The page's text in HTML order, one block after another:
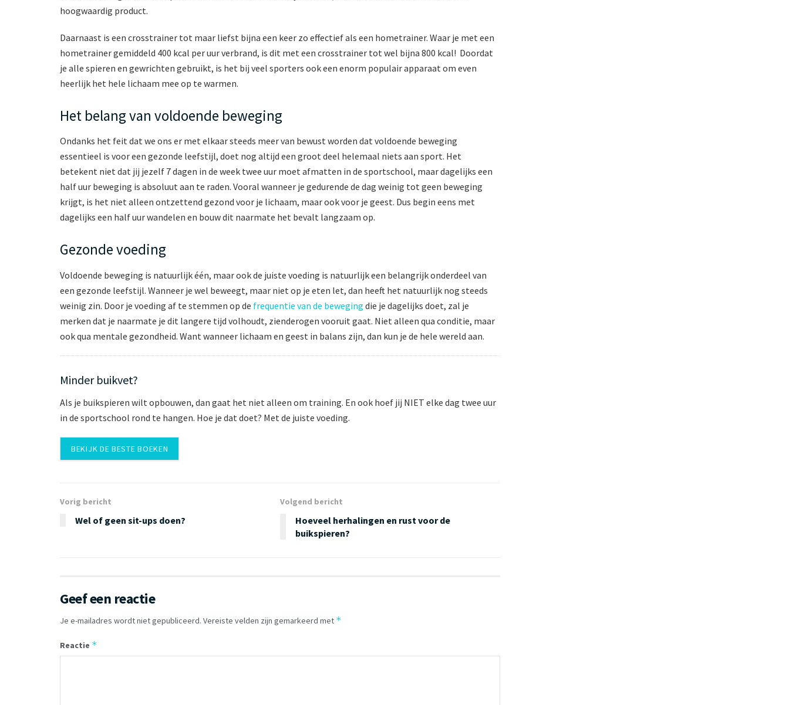
hoogwaardig product.
Daarnaast is een crosstrainer tot maar liefst bijna een keer zo effectief als een hometrainer. Waar je met een
hometrainer gemiddeld 400 kcal per uur verbrand, is dit met een crosstrainer tot wel bijna 800 kcal! Doordat
je alle spieren en gewrichten gebruikt, is het bij veel sporters ook een enorm populair apparaat om even
heerlijk het hele lichaam mee op te warmen.
Het belang van voldoende beweging
Ondanks het feit dat we ons er met elkaar steeds meer van bewust worden dat voldoende beweging
essentieel is voor een gezonde leefstijl, doet nog altijd een groot deel helemaal niets aan sport. Het
betekent niet dat jij jezelf 7 dagen in de week twee uur moet afmatten in de sportschool, maar dagelijks een
half uur beweging is absoluut aan te raden. Vooral wanneer je gedurende de dag weinig tot geen beweging
krijgt, is het niet alleen ontzettend gezond voor je lichaam, maar ook voor je geest. Dus begin eens met
dagelijks een half uur wandelen en bouw dit naarmate het bevalt langzaam op.
Gezonde voeding
Voldoende beweging is natuurlijk één, maar ook de juiste voeding is natuurlijk een belangrijk onderdeel van
een gezonde leefstijl. Wanneer je wel beweegt, maar niet op je eten let, dan heeft het natuurlijk nog steeds
weinig zin. Door je voeding af te stemmen op de frequentie van de beweging die je dagelijks doet, zal je
merken dat je naarmate je dit langere tijd volhoudt, zienderogen vooruit gaat. Niet alleen qua conditie, maar
ook qua mentale gezondheid. Want wanneer lichaam en geest in balans zijn, dan kun je de hele wereld aan.
Minder buikvet?
Als je buikspieren wilt opbouwen, dan gaat het niet alleen om training. En ook hoef jij NIET elke dag twee uur
in de sportschool rond te hangen. Hoe je dat doet? Met de juiste voeding.
BEKIJK DE BESTE BOEKEN
Vorig bericht
Wel of geen sit-ups doen?
Volgend bericht
Hoeveel herhalingen en rust voor de
buikspieren?
Geef een reactie
Je e-mailadres wordt niet gepubliceerd. Vereiste velden zijn gemarkeerd met *
Reactie *